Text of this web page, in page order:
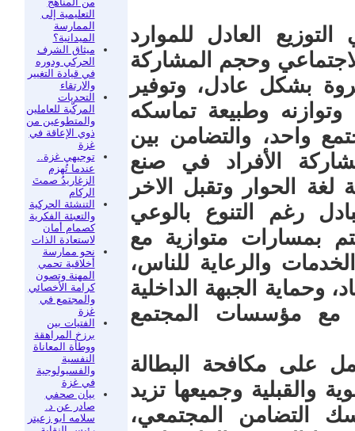
التعليمية إلى
الممارسة
الميدانية؟
ميثاق الشرف
الحركي ودوره
في قيادة التغيير
والارتقاء
التحديات
المركّبة للعاملين
والمتطوعين من
ذوي الإعاقة في
غزة
توجيهي غزة..
عندما تُهزم
الزغاريدُ صمتَ
الركام
التنشئة الحركية
والتعبئة الفكرية
كصمام أمان
لاستعادة الذات
نحو ممارسة
أخلاقية تحمي
المهنة وتصون
كرامة الأخصائي
والمجتمع في
غزة
الفتيات بين
برزخ المراهقة
ووطأة المعاناة
النفسية
والفسيولوجية
في غزة
بيان صحفي
صادر عن د.
سلامه ابو زعيتر
العادل للموارد
وحجم المشاركة
بشكل عادل، وتوفير
وطبيعة تماسكه
واحد، والتضامن بين
الأفراد في صنع
لغة الحوار وتقبل الاخر
رغم التنوع بالوعي
بمسارات متوازية مع
والرعاية للناس،
وحماية الجبهة الداخلية
مع مؤسسات المجتمع
على مكافحة البطالة
والقبلية وجميعها تزيد
التضامن المجتمعي،